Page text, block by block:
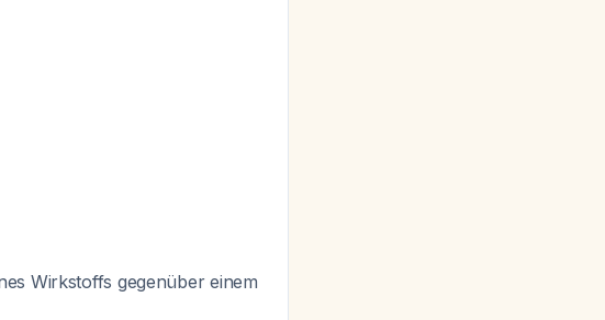
Wirkstoffs gegenüber einem